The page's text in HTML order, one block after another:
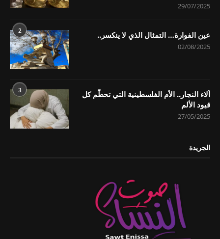
29/07/2025
2 عين الفوارة… التمثال الذي لا ينكسر..
02/08/2025
3
آلاء النجار.. الأم الفلسطينية التي تحطّم كل
قيود الألم
27/05/2025
الجريدة